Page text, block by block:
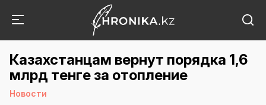
Казахстанцам вернут порядка 1,6
млрд тенге за отопление
Новости